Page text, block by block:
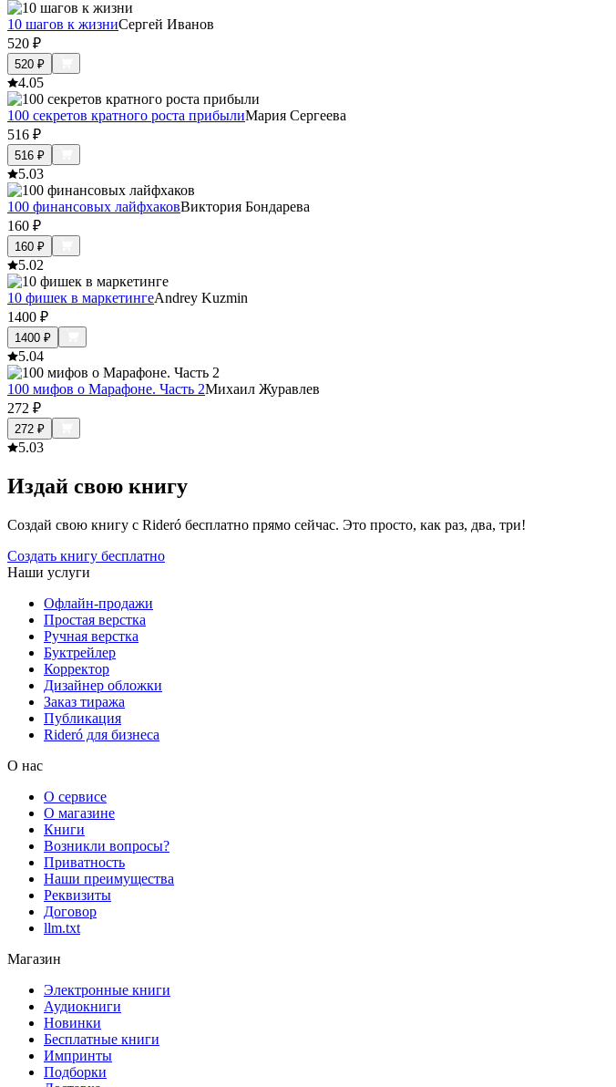
10 шагов к жизниСергей Иванов
520 ₽
520 ₽
4.05
100 секретов кратного роста прибылиМария Сергеева
516 ₽
516 ₽
5.03
100 финансовых лайфхаковВиктория Бондарева
160 ₽
160 ₽
5.02
10 фишек в маркетингеAndrey Kuzmin
1400 ₽
1400 ₽
5.04
100 мифов о Марафоне. Часть 2Михаил Журавлев
272 ₽
272 ₽
5.03
Издай свою книгу
Создай свою книгу с Rideró бесплатно прямо сейчас. Это просто, как раз, два, три!
Создать книгу бесплатно
Наши услуги
Офлайн-продажи
Простая верстка
Ручная верстка
Буктрейлер
Корректор
Дизайнер обложки
Заказ тиража
Публикация
Rideró для бизнеса
О нас
О сервисе
О магазине
Книги
Возникли вопросы?
Приватность
Наши преимущества
Реквизиты
Договор
llm.txt
Магазин
Электронные книги
Аудиокниги
Новинки
Бесплатные книги
Импринты
Подборки